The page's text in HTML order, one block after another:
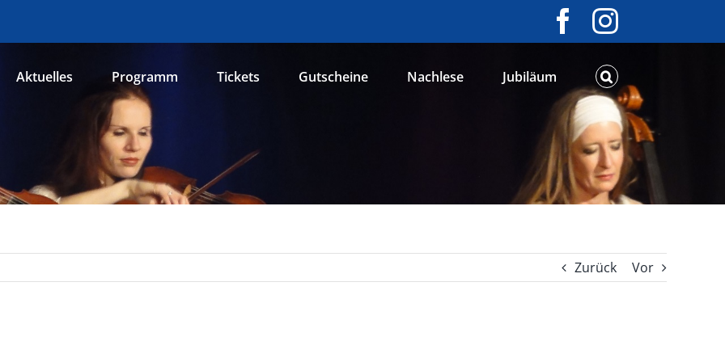
Facebook
Instagram
Aktuelles Programm Tickets Gutscheine Nachlese Jubiläum
Zurück Vor